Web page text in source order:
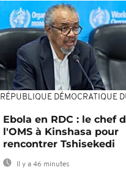
RÉPUBLIQUE DÉMOCRATIQUE
Ebola en RDC : le chef
l'OMS à Kinshasa pour
rencontrer Tshisekedi
Il y a 46 minutes